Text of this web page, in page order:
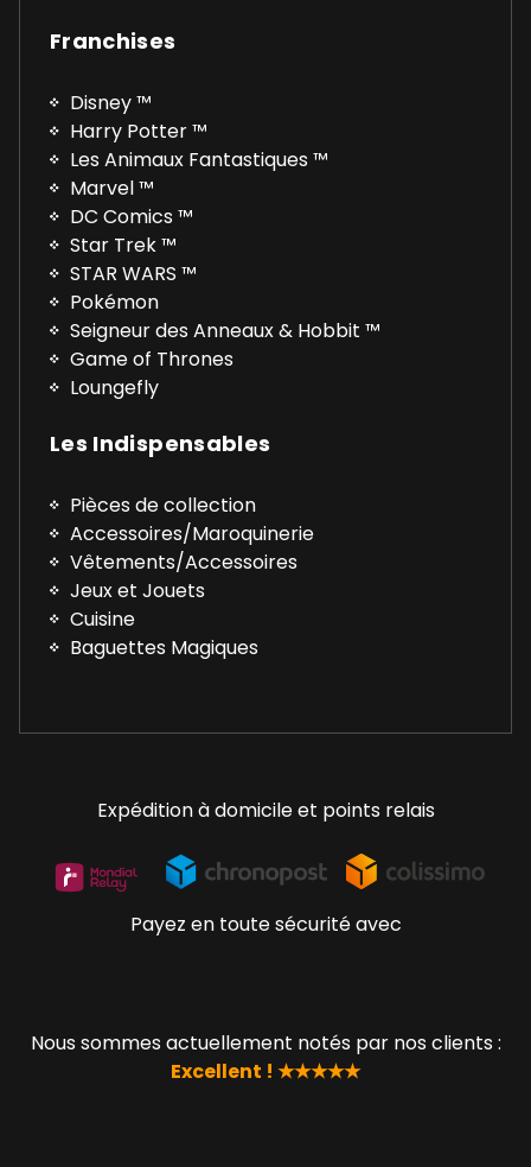
Franchises
Disney ™
Harry Potter ™
Les Animaux Fantastiques ™
Marvel ™
DC Comics ™
Star Trek ™
STAR WARS ™
Pokémon
Seigneur des Anneaux & Hobbit ™
Game of Thrones
Loungefly
Les Indispensables
Pièces de collection
Accessoires/Maroquinerie
Vêtements/Accessoires
Jeux et Jouets
Cuisine
Baguettes Magiques
Expédition à domicile et points relais
Payez en toute sécurité avec
Nous sommes actuellement notés par nos clients :
Excellent ! ★★★★★